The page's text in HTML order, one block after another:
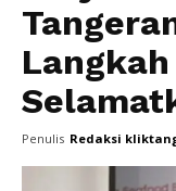
Penulis Redaksi